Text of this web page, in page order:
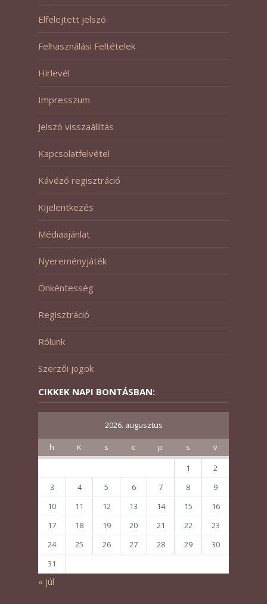
Elfelejtett jelszó
Felhasználási Feltételek
Hírlevél
Impresszum
Jelszó visszaállítás
Kapcsolatfelvétel
Kávézó regisztráció
Kijelentkezés
Médiaajánlat
Nyereményjáték
Önkéntesség
Regisztráció
Rólunk
Szerzői jogok
CIKKEK NAPI BONTÁSBAN:
2026. augusztus
h K s c p s
v
1
2
3
4 5 6 7 8
9
10
11 12 13 14 15
16
17
18 19 20 21 22
23
24
25 26 27 28 29
30
31
« júl